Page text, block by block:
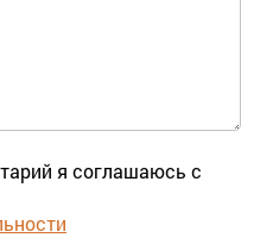
я соглашаюсь с